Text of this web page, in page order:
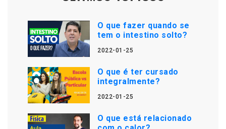
O que fazer quando se
tem o intestino solto?
2022-01-25
O que é ter cursado
integralmente?
2022-01-25
O que está relacionado